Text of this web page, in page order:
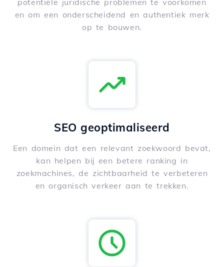
potentiële juridische problemen te voorkomen
en om een onderscheidend en authentiek merk
op te bouwen.
SEO geoptimaliseerd
Een domein dat een relevant zoekwoord bevat,
kan helpen bij een betere ranking in
zoekmachines, de zichtbaarheid te verbeteren
en organisch verkeer aan te trekken.